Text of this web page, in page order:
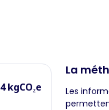
4 kgCO₂e
La
Les